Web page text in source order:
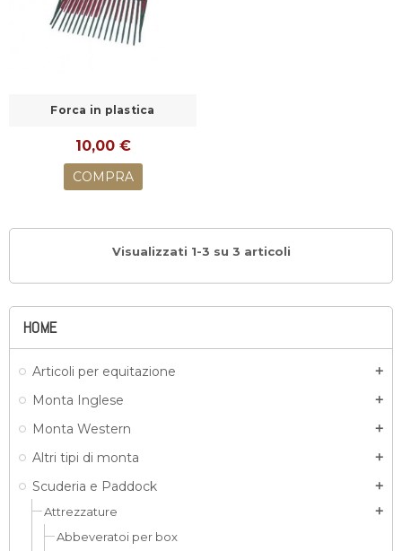
HOME
Articoli per equitazione add
Monta Inglese add
Monta Western add
Altri tipi di monta add
Scuderia e Paddock add
Attrezzature add
Abbeveratoi per box
Forca in plastica
10,00 €
COMPRA
Visualizzati 1-3 su 3 articoli